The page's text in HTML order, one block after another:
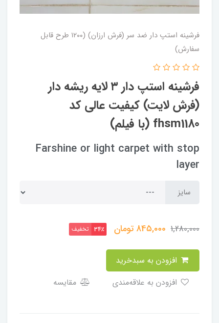
فرشینه استپ دار ضد سر (فرش ارزان) (۱۲۰۰ طرح قابل
سفارش)
فرشینه استپ دار ۳ لایه ریشه دار
(فرش لایت) کیفیت عالی کد
fhsm1180 (با فیلم)
Farshine or light carpet with stop
layer
سایز
1,280,000
845,000تومان 34٪ تخفیف
مقایسه